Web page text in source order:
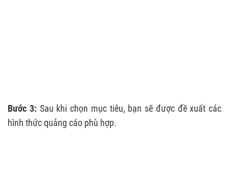
Bước 3: Sau khi chọn mục tiêu, bạn sẽ được đề xuất các
hình thức quảng cáo phù hợp.